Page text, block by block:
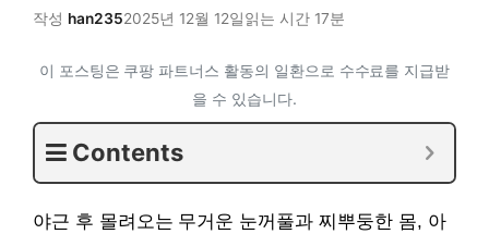
작성 han2352025년 12월 12일읽는 시간 17분
이 포스팅은 쿠팡 파트너스 활동의 일환으로 수수료를 지급받
을 수 있습니다.
Contents
야근 후 몰려오는 무거운 눈꺼풀과 찌뿌둥한 몸, 아